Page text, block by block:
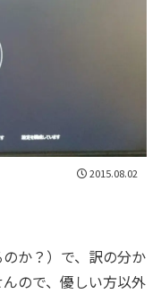
2015.08.02
か？）で、訳の分か
ので、優しい方以外